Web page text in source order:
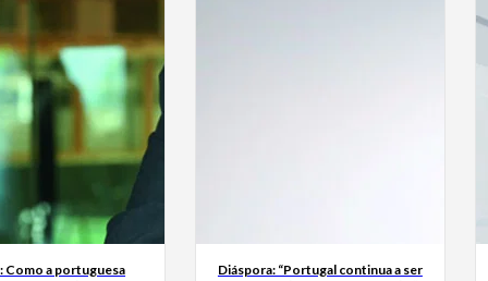
Como a portuguesa
Diáspora: “Portugal continua a ser